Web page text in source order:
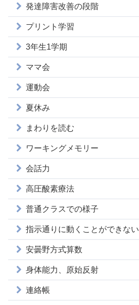
発達障害改善の段階
プリント学習
3年生1学期
ママ会
運動会
夏休み
まわりを読む
ワーキングメモリー
会話力
高圧酸素療法
普通クラスでの様子
指示通りに動くことができない
安曇野方式算数
身体能力、原始反射
連絡帳